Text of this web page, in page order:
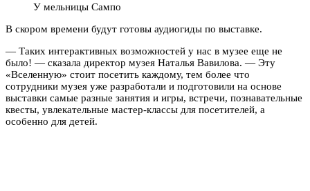
У мельницы Сампо
В скором времени будут готовы аудиогиды по выставке.
— Таких интерактивных возможностей у нас в музее еще не
было! — сказала директор музея Наталья Вавилова. — Эту
«Вселенную» стоит посетить каждому, тем более что
сотрудники музея уже разработали и подготовили на основе
выставки самые разные занятия и игры, встречи, познавательные
квесты, увлекательные мастер-классы для посетителей, а
особенно для детей.